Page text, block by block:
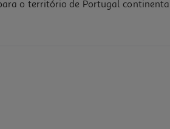
o território de Portugal